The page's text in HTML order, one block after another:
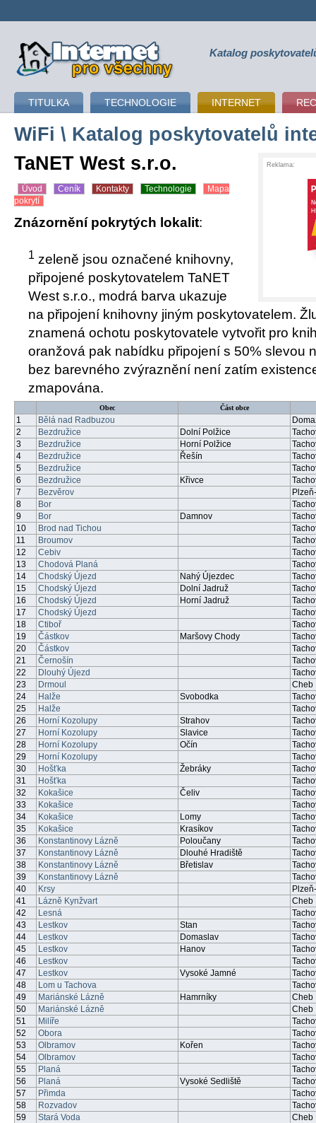
připojení k internetu Katalog
TITULKA TECHNOLOGIE INTERNET
WiFi \ Katalog poskytovatelů
Reklama:
TaNET West s.r.o.
Úvod Ceník Kontakty Technologie
Mapa
pokrytí
Znázornění pokrytých lokalit:
1 zeleně jsou označené knihovny,
připojené poskytovatelem TaNET
West s.r.o., modrá barva ukazuje
na připojení knihovny jiným poskytovatelem.
znamená ochotu poskytovatele vytvořit pro
oranžová pak nabídku připojení s 50% slevou
bez barevného zvýraznění není zatím
zmapována.
Obec Část obce
1 Bělá nad Radbuzou
2
Bezdružice Dolní Polžice
3
Bezdružice Horní Polžice
4
Bezdružice Řešín
5
Bezdružice
6
Bezdružice Křivce
7
Bezvěrov
8
Bor
9
Bor Damnov
10
Brod nad Tichou
11
Broumov
12
Cebiv
13
Chodová Planá
14
Chodský Újezd Nahý Újezdec
15
Chodský Újezd Dolní Jadruž
16
Chodský Újezd Horní Jadruž
17
Chodský Újezd
18
Ctiboř
19
Částkov Maršovy Chody
20
Částkov
21
Černošín
22
Dlouhý Újezd
23
Drmoul
Cheb
24
Halže Svobodka
25
Halže
26
Horní Kozolupy Strahov
27
Horní Kozolupy Slavice
28
Horní Kozolupy Očín
29
Horní Kozolupy
30
Hošťka Žebráky
31
Hošťka
32
Kokašice Čeliv
33
Kokašice
34
Kokašice Lomy
35
Kokašice Krasíkov
36
Konstantinovy Lázně Poloučany
37
Konstantinovy Lázně Dlouhé Hradiště
38
Konstantinovy Lázně Břetislav
39
Konstantinovy Lázně
40
Krsy
41
Lázně Kynžvart
Cheb
42
Lesná
43
Lestkov Stan
44
Lestkov Domaslav
45
Lestkov Hanov
46
Lestkov
47
Lestkov Vysoké Jamné
48
Lom u Tachova
49
Mariánské Lázně Hamrníky
Cheb
50
Mariánské Lázně
Cheb
51
Milíře
52
Obora
53
Olbramov Kořen
54
Olbramov
55
Planá
56
Planá Vysoké Sedliště
57
Přimda
58
Rozvadov
59
Stará Voda
Cheb